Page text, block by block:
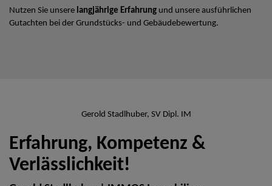
Nutzen Sie unsere langjährige Erfahrung und unsere ausführlichen
Gutachten bei der Grundstücks- und Gebäudebewertung.
Gerold Stadlhuber, SV Dipl. IM
Erfahrung, Kompetenz &
Verlässlichkeit!